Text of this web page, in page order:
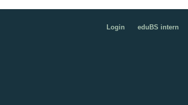
Login eduBS intern